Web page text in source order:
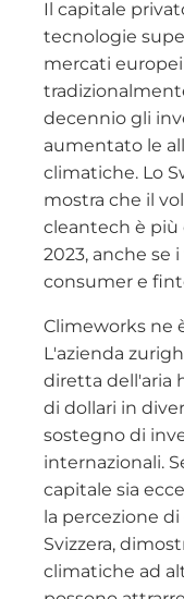
Il capitale
tecnologie
mercati
decennio gli
aumentato le
climatiche. Lo
mostra che il
cleantech è più
2023, anche se
consumer e
Climeworks ne
L'azienda
diretta dell'aria
di dollari in
sostegno di
internazionali.
capitale sia
la percezione
Svizzera,
climatiche ad